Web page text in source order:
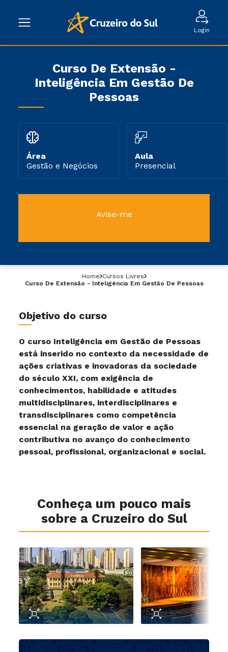
Login
Home Cursos Livres
Curso De Extensão - Inteligência Em Gestão De Pessoas
Objetivo do curso
O curso Inteligência em Gestão de Pessoas
está inserido no contexto da necessidade de
ações criativas e inovadoras da sociedade
do século XXI, com exigência de
conhecimentos, habilidade e atitudes
multidisciplinares, interdisciplinares e
transdisciplinares como competência
essencial na geração de valor e ação
contributiva no avanço do conhecimento
pessoal, profissional, organizacional e social.
Curso De Extensão -
Inteligência Em Gestão De
Pessoas
Área
Gestão e Negócios
Aula
Presencial
Avise-me
Conheça um pouco mais
sobre a Cruzeiro do Sul